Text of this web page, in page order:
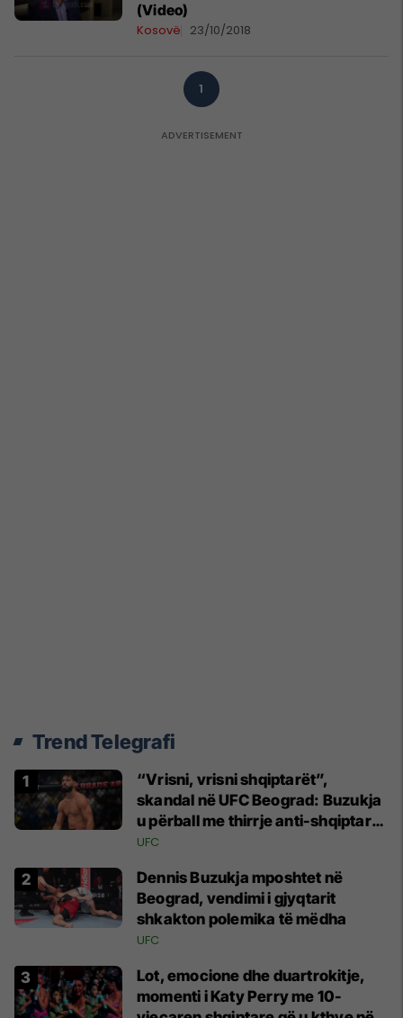
(Video)
Kosovë 23/10/2018
1
Trend Telegrafi
“Vrisni, vrisni shqiptarët”,
skandal në UFC Beograd: Buzukja
u përball me thirrje anti-shqiptare
nga tribunat
UFC
Dennis Buzukja mposhtet në
Beograd, vendimi i gjyqtarit
shkakton polemika të mëdha
UFC
Lot, emocione dhe duartrokitje,
momenti i Katy Perry me 10-